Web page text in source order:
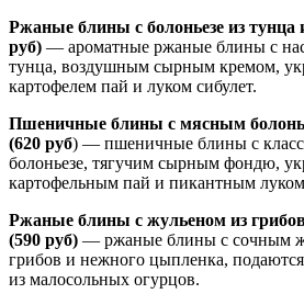
Ржаные блины с болоньезе из
руб) — ароматные ржаные блины с
тунца, воздушным сырным кремом,
картофелем пай и луком сибулет.
Пшеничные блины с мясным
(620 руб) — пшеничные блины с
болоньезе, тягучим сырным фондю,
картофельным пай и пикантным луком
Ржаные блины с жульеном из
(590 руб) — ржаные блины с сочным
грибов и нежного цыпленка,
из малосольных огурцов.